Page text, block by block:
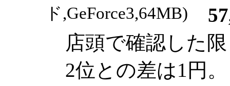
ド,GeForce3,64MB)
店頭で確認した
2位との差は1円。